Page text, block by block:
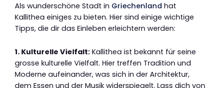
Als wunderschöne Stadt in Griechenland hat
Kallithea einiges zu bieten. Hier sind einige wichtige
Tipps, die dir das Einleben erleichtern werden:
1. Kulturelle Vielfalt: Kallithea ist bekannt für seine
grosse kulturelle Vielfalt. Hier treffen Tradition und
Moderne aufeinander, was sich in der Architektur,
dem Essen und der Musik widerspiegelt. Lass dich von